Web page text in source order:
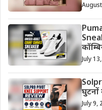
July
घुटनों
July 9,